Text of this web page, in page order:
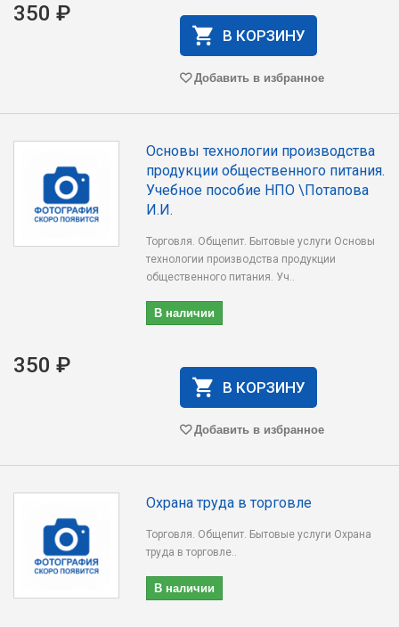
350 ₽
В КОРЗИНУ
Добавить в избранное
Основы технологии производства
продукции общественного питания.
Учебное пособие НПО \Потапова
И.И.
Торговля. Общепит. Бытовые услуги Основы
технологии производства продукции
общественного питания. Уч..
В наличии
350 ₽
В КОРЗИНУ
Добавить в избранное
Охрана труда в торговле
Торговля. Общепит. Бытовые услуги Охрана
труда в торговле..
В наличии